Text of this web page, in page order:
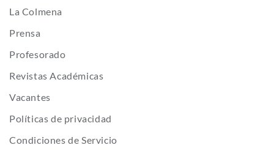
La Colmena
Prensa
Profesorado
Revistas Académicas
Vacantes
Políticas de privacidad
Condiciones de Servicio